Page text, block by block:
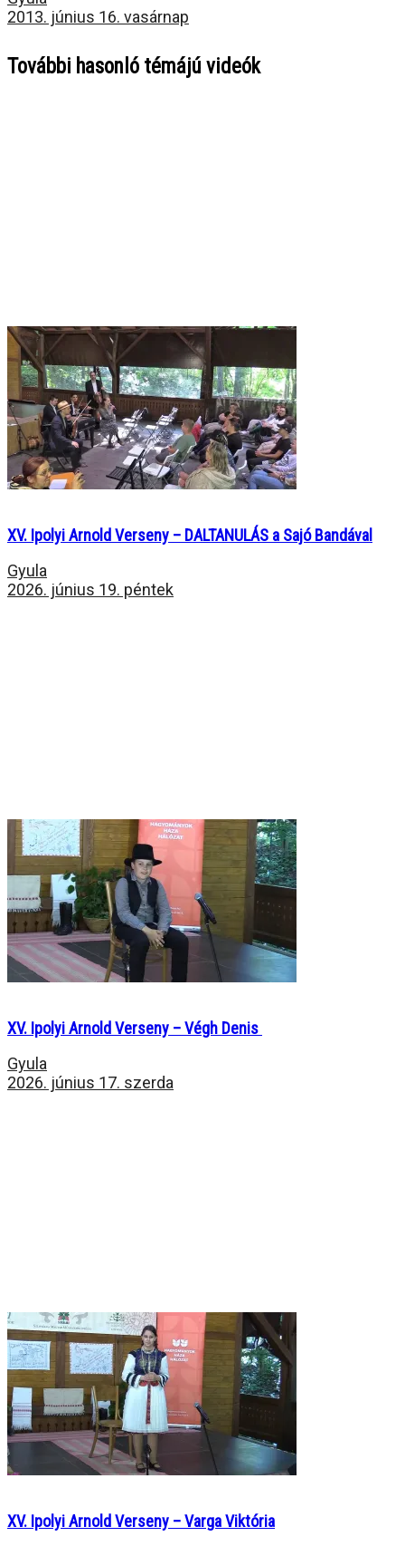
2013. június 16. vasárnap
További hasonló témájú videók
XV. Ipolyi Arnold Verseny – DALTANULÁS a Sajó Bandával
Gyula
2026. június 19. péntek
XV. Ipolyi Arnold Verseny – Végh Denis
Gyula
2026. június 17. szerda
XV. Ipolyi Arnold Verseny – Varga Viktória